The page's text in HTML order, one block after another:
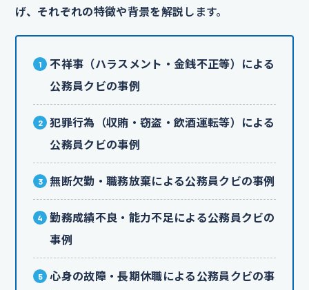
げ、それぞれの特徴や背景を解説 します。
不祥事（ハラスメント・金銭不正等）による
公務員クビの事例
犯罪行為（収賄・窃盗・飲酒運転等）による
公務員クビの事例
無断欠勤・職務放棄による公務員クビの事例
勤務成績不良・能力不足による公務員クビの
事例
心身の故障・長期休職による公務員クビの事